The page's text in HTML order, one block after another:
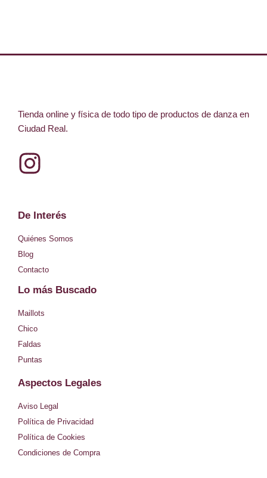
Tienda online y física de todo tipo de productos de danza en
Ciudad Real.
I
s
t
a
g
r
a
m
De Interés
Quiénes Somos
Blog
Contacto
Lo más Buscado
Maillots
Chico
Faldas
Puntas
Aspectos Legales
Aviso Legal
Política de Privacidad
Política de Cookies
Condiciones de Compra